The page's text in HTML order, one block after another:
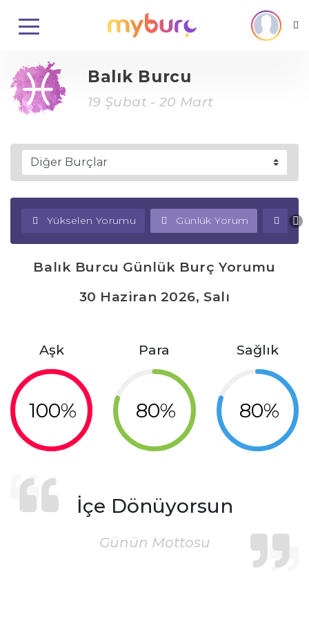
Balık Burcu
19 Şubat - 20 Mart
Yükselen Yorumu Günlük Yorum
Balık Burcu Günlük Burç Yorumu
30 Haziran 2026, Salı
Aşk
100%
Para
80%
Sağlık
80%
İçe Dönüyorsun
Günün Mottosu